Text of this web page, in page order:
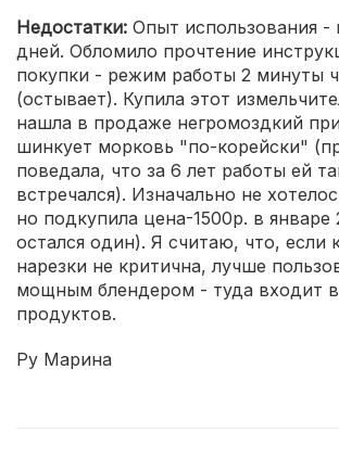
Недостатки: Опыт использования -
дней. Обломило прочтение
покупки - режим работы 2 минуты
(остывает). Купила этот
нашла в продаже негромоздкий
шинкует морковь "по-корейски"
поведала, что за 6 лет работы ей
встречался). Изначально не
но подкупила цена-1500р. в январе
остался один). Я считаю, что, если
нарезки не критична, лучше
мощным блендером - туда входит
продуктов.
Ру Марина